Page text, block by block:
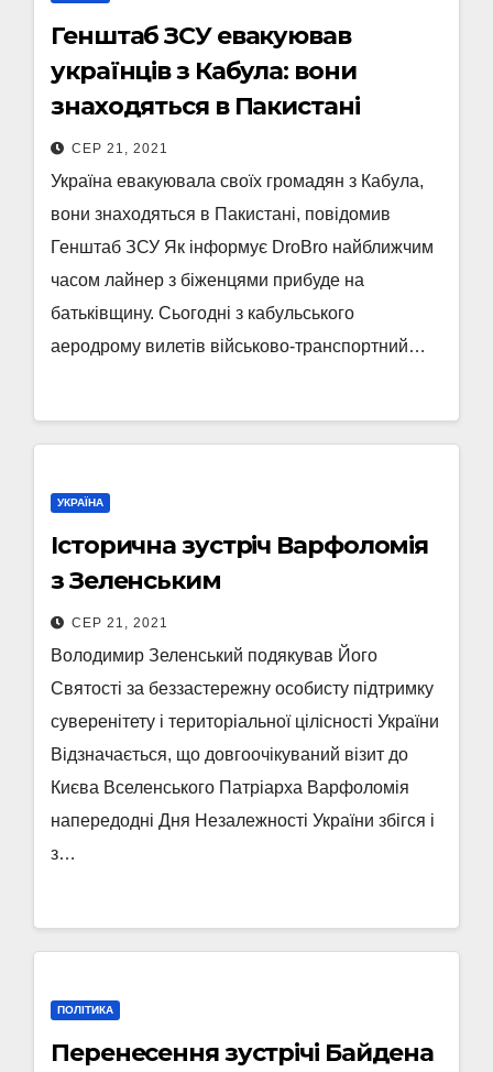
Генштаб ЗСУ евакуював
українців з Кабула: вони
знаходяться в Пакистані
СЕР 21, 2021
Україна евакуювала своїх громадян з Кабула,
вони знаходяться в Пакистані, повідомив
Генштаб ЗСУ Як інформує DroBro найближчим
часом лайнер з біженцями прибуде на
батьківщину. Сьогодні з кабульського
аеродрому вилетів військово-транспортний…
УКРАЇНА
Історична зустріч Варфоломія
з Зеленським
СЕР 21, 2021
Володимир Зеленський подякував Його
Святості за беззастережну особисту підтримку
суверенітету і територіальної цілісності України
Відзначається, що довгоочікуваний візит до
Києва Вселенського Патріарха Варфоломія
напередодні Дня Незалежності України збігся і
з…
ПОЛІТИКА
Перенесення зустрічі Байдена